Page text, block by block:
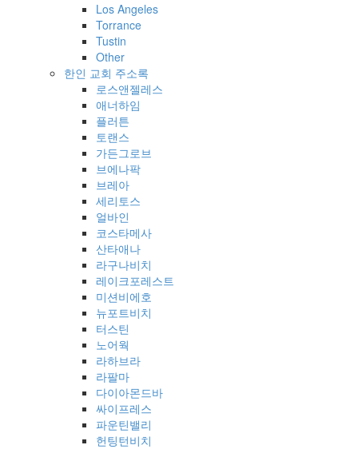
Los Angeles
Torrance
Tustin
Other
한인 교회 주소록
로스앤젤레스
애너하임
플러튼
토랜스
가든그로브
브에나팍
브레아
세리토스
얼바인
코스타메사
산타애나
라구나비치
레이크포레스트
미션비에호
뉴포트비치
터스틴
노어웍
라하브라
라팔마
다이아몬드바
싸이프레스
파운틴밸리
헌팅턴비치